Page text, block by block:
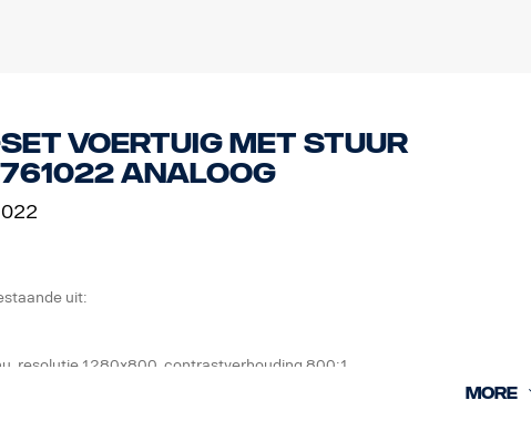
set voertuig met stuur
Analoog
uit:
resolutie 1280x800, contrastverhouding 800:1
openingshoek van 185°, 0,2 lux